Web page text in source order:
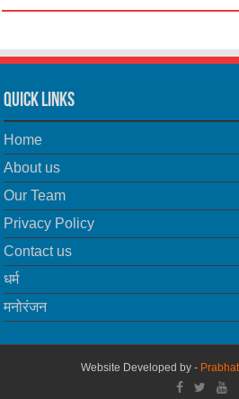
Quick Links
Home
About us
Our Team
Privacy Policy
Contact us
धर्म
मनोरंजन
Website Developed by -